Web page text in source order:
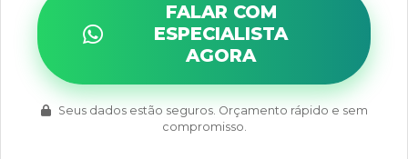
FALAR COM
ESPECIALISTA
AGORA
Seus dados estão seguros. Orçamento rápido e sem
compromisso.